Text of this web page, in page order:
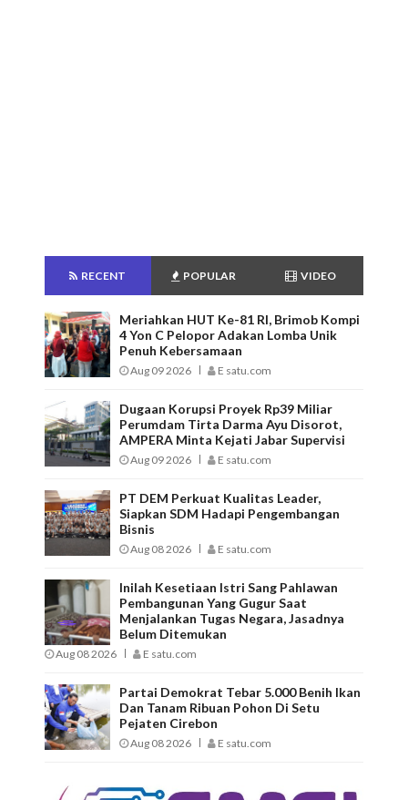
RECENT POPULAR VIDEO
Meriahkan HUT Ke-81 RI, Brimob Kompi
4 Yon C Pelopor Adakan Lomba Unik
Penuh Kebersamaan
Aug 09 2026 E satu.com
Dugaan Korupsi Proyek Rp39 Miliar
Perumdam Tirta Darma Ayu Disorot,
AMPERA Minta Kejati Jabar Supervisi
Aug 09 2026 E satu.com
PT DEM Perkuat Kualitas Leader,
Siapkan SDM Hadapi Pengembangan
Bisnis
Aug 08 2026 E satu.com
Inilah Kesetiaan Istri Sang Pahlawan
Pembangunan Yang Gugur Saat
Menjalankan Tugas Negara, Jasadnya
Belum Ditemukan
Aug 08 2026 E satu.com
Partai Demokrat Tebar 5.000 Benih Ikan
Dan Tanam Ribuan Pohon Di Setu
Pejaten Cirebon
Aug 08 2026 E satu.com